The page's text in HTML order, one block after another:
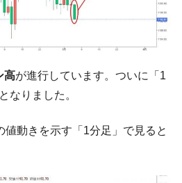
貨準備】2026年07月は4,279億ド
ドル」
は北朝鮮なのか。選管がサーバ
明さっそく不動産対策で浅薄な発
入手」手段ではないのか？
高が進行しています。ついに「1
なりました。
値動きを示す「1分足」で見ると